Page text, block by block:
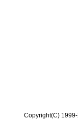
Copyright(C)